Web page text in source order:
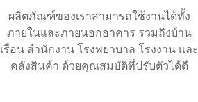
ผลิตภัณฑ์ของเราสามารถใช้งานได้ทั้ง
ภายในและภายนอกอาคาร รวมถึงบ้าน
เรือน สำนักงาน โรงพยาบาล โรงงาน และ
คลังสินค้า ด้วยคุณสมบัติที่ปรับตัวได้ดี